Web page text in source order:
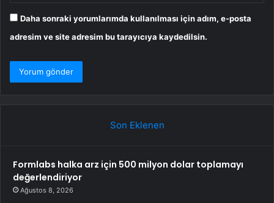
Daha sonraki yorumlarımda kullanılması için adım, e-posta
adresim ve site adresim bu tarayıcıya kaydedilsin.
Son Eklenen
Formlabs halka arz için 500 milyon dolar toplamayı
değerlendiriyor
Ağustos 8, 2026